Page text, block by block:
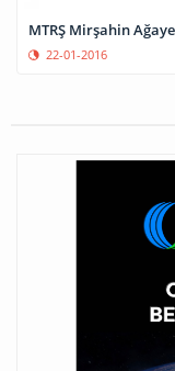
MTRŞ Mirşahin
22-01-2016